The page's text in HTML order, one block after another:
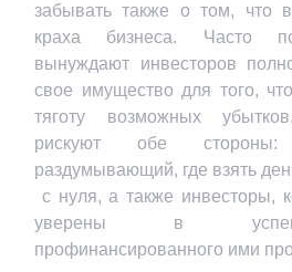
забывать также о том, что
краха бизнеса. Часто
вынуждают инвесторов
свое имущество для того,
тяготу возможных
рискуют обе стороны:
раздумывающий, где взять
с нуля, а также инвесторы,
уверены в
профинансированного ими